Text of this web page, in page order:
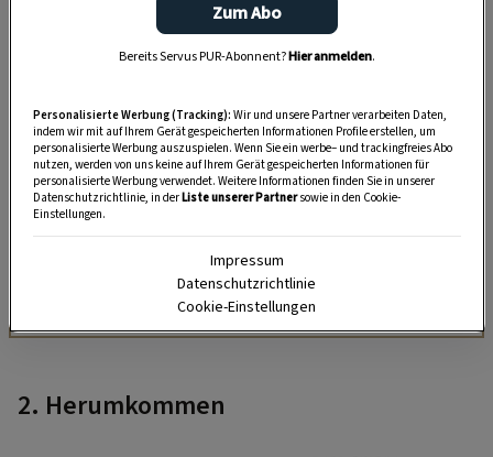
Nutzen Sie WhatsApp auf Ihrem Handy und lieben es, auf
dem Balkon, der Terrasse oder im Garten zu werkeln? In
unserem kostenlosen WhatsApp-Kanal finden Sie täglich
Tipps und Tricks für Garten, Terrasse, Balkon- und
Zimmerpflanzen.
HIER MEHR ERFAHREN
2. Herumkommen
Zum Abo
Bereits Servus PUR-Abonnent?Hier anmelden.
Personalisierte Werbung (Tracking): Wir und unsere Partner verarbeiten Daten,
indem wir mit auf Ihrem Gerät gespeicherten Informationen Profile erstellen, um
personalisierte Werbung auszuspielen. Wenn Sie ein werbe– und trackingfreies Abo
nutzen, werden von uns keine auf Ihrem Gerät gespeicherten Informationen für
personalisierte Werbung verwendet. Weitere Informationen finden Sie in unserer
Datenschutzrichtlinie, in derListe unserer Partnersowie in den Cookie-
Einstellungen.
Impressum
Datenschutzrichtlinie
Cookie-Einstellungen